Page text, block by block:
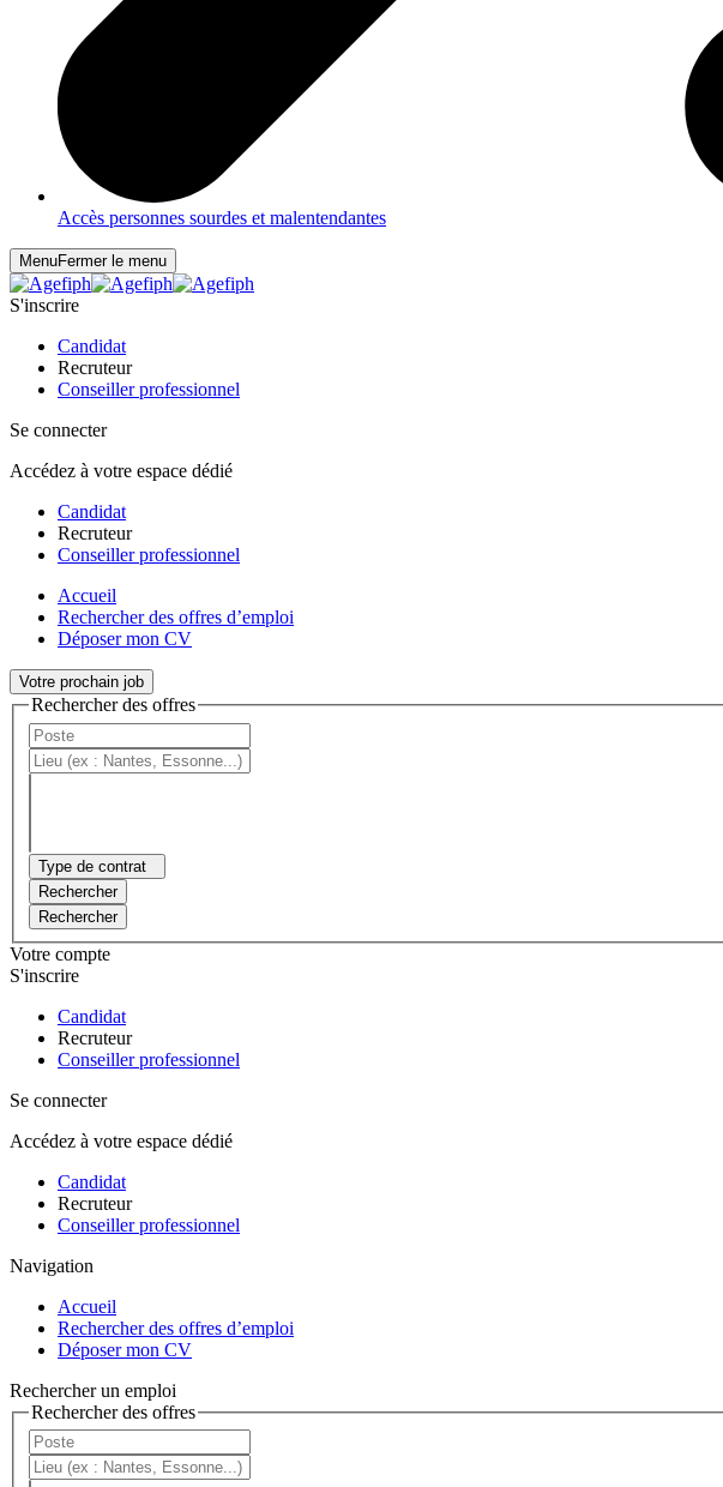
Accès personnes sourdes et malentendantes
MenuFermer le menu
S'inscrire
Candidat
Recruteur
Conseiller professionnel
Se connecter
Accédez à votre espace dédié
Candidat
Recruteur
Conseiller professionnel
Accueil
Rechercher des offres d’emploi
Déposer mon CV
Votre prochain job
Rechercher des offres
Type de contrat
Rechercher
Rechercher
Votre compte
S'inscrire
Candidat
Recruteur
Conseiller professionnel
Se connecter
Accédez à votre espace dédié
Candidat
Recruteur
Conseiller professionnel
Navigation
Accueil
Rechercher des offres d’emploi
Déposer mon CV
Rechercher un emploi
Rechercher des offres